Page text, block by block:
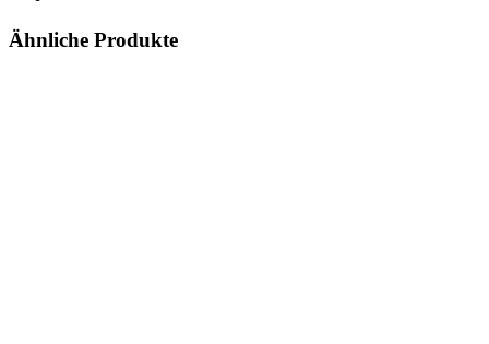
Ähnliche Produkte